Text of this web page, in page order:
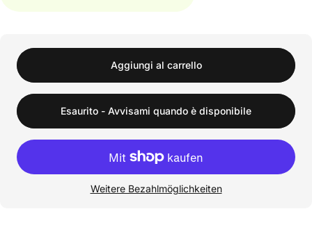
Aggiungi al carrello
Esaurito - Avvisami quando è disponibile
Weitere Bezahlmöglichkeiten